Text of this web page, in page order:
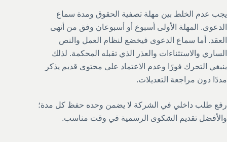
يجب عدم الخلط بين مهلة تصفية الحقوق ومدة سماع
الدعوى. المهلة الأولى أسبوع أو أسبوعان وفق من أنهى
العقد. أما سماع الدعوى فيخضع لنظام العمل والنص
الساري والاستثناءات والعذر الذي تقبله المحكمة. لذلك
ينبغي التحرك فورًا وعدم الاعتماد على محتوى قديم يذكر
مددًا دون مراجعة التعديلات.
رفع طلب داخلي في الشركة لا يضمن وحده حفظ كل مدة؛
والأفضل تقديم الشكوى الرسمية في وقت مناسب.